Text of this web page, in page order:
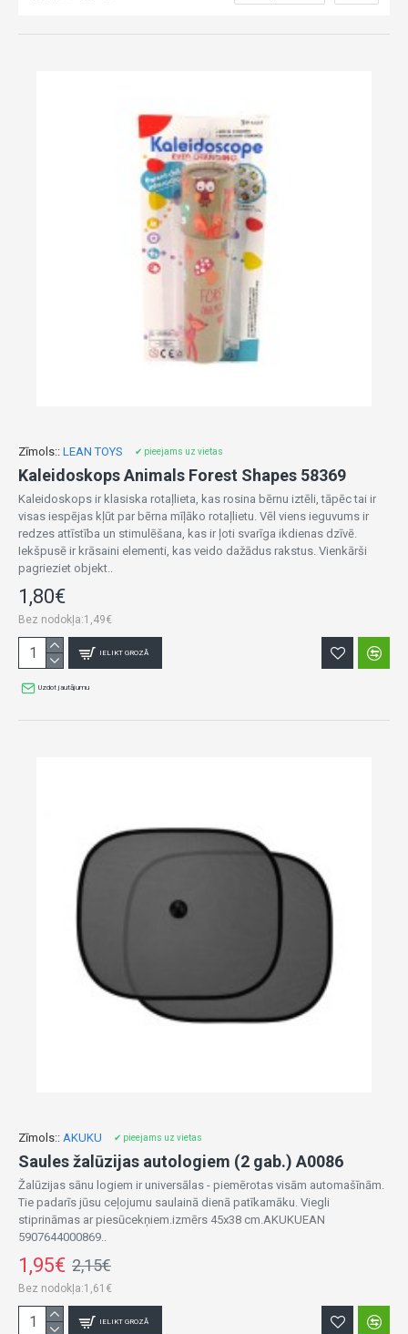
Zīmols:: LEAN TOYS ✔ pieejams uz vietas
Kaleidoskops Animals Forest Shapes 58369
Kaleidoskops ir klasiska rotaļlieta, kas rosina bērnu iztēli, tāpēc tai ir
visas iespējas kļūt par bērna mīļāko rotaļlietu. Vēl viens ieguvums ir
redzes attīstība un stimulēšana, kas ir ļoti svarīga ikdienas dzīvē.
Iekšpusē ir krāsaini elementi, kas veido dažādus rakstus. Vienkārši
pagrieziet objekt..
1,80€
Bez nodokļa:1,49€
IELIKT GROZĀ
Uzdot jautājumu
Zīmols:: AKUKU ✔ pieejams uz vietas
Saules žalūzijas autologiem (2 gab.) A0086
Žalūzijas sānu logiem ir universālas - piemērotas visām automašīnām.
Tie padarīs jūsu ceļojumu saulainā dienā patīkamāku. Viegli
stiprināmas ar piesūcekņiem.izmērs 45x38 cm.AKUKUEAN
5907644000869..
1,95€ 2,15€
Bez nodokļa:1,61€
IELIKT GROZĀ